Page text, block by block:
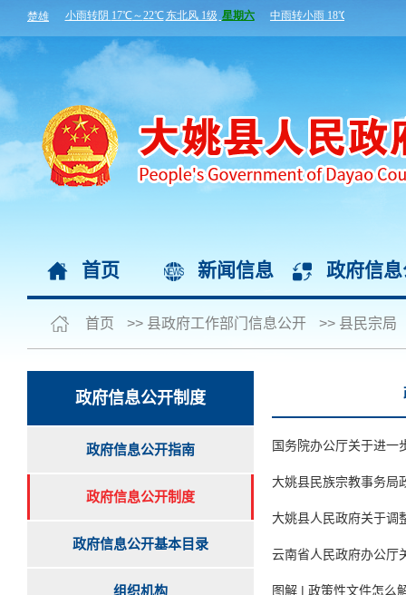
首页 新闻信息 政府信
首页 >> 县政府工作部门信息公开 >> 县民宗局
政府信息公开制度
政府信息公开指南
政府信息公开制度
政府信息公开基本目录
组织机构
国务院办公厅关于进一
大姚县民族宗教事务局
大姚县人民政府关于调
云南省人民政府办公厅
图解 | 政策性文件怎么